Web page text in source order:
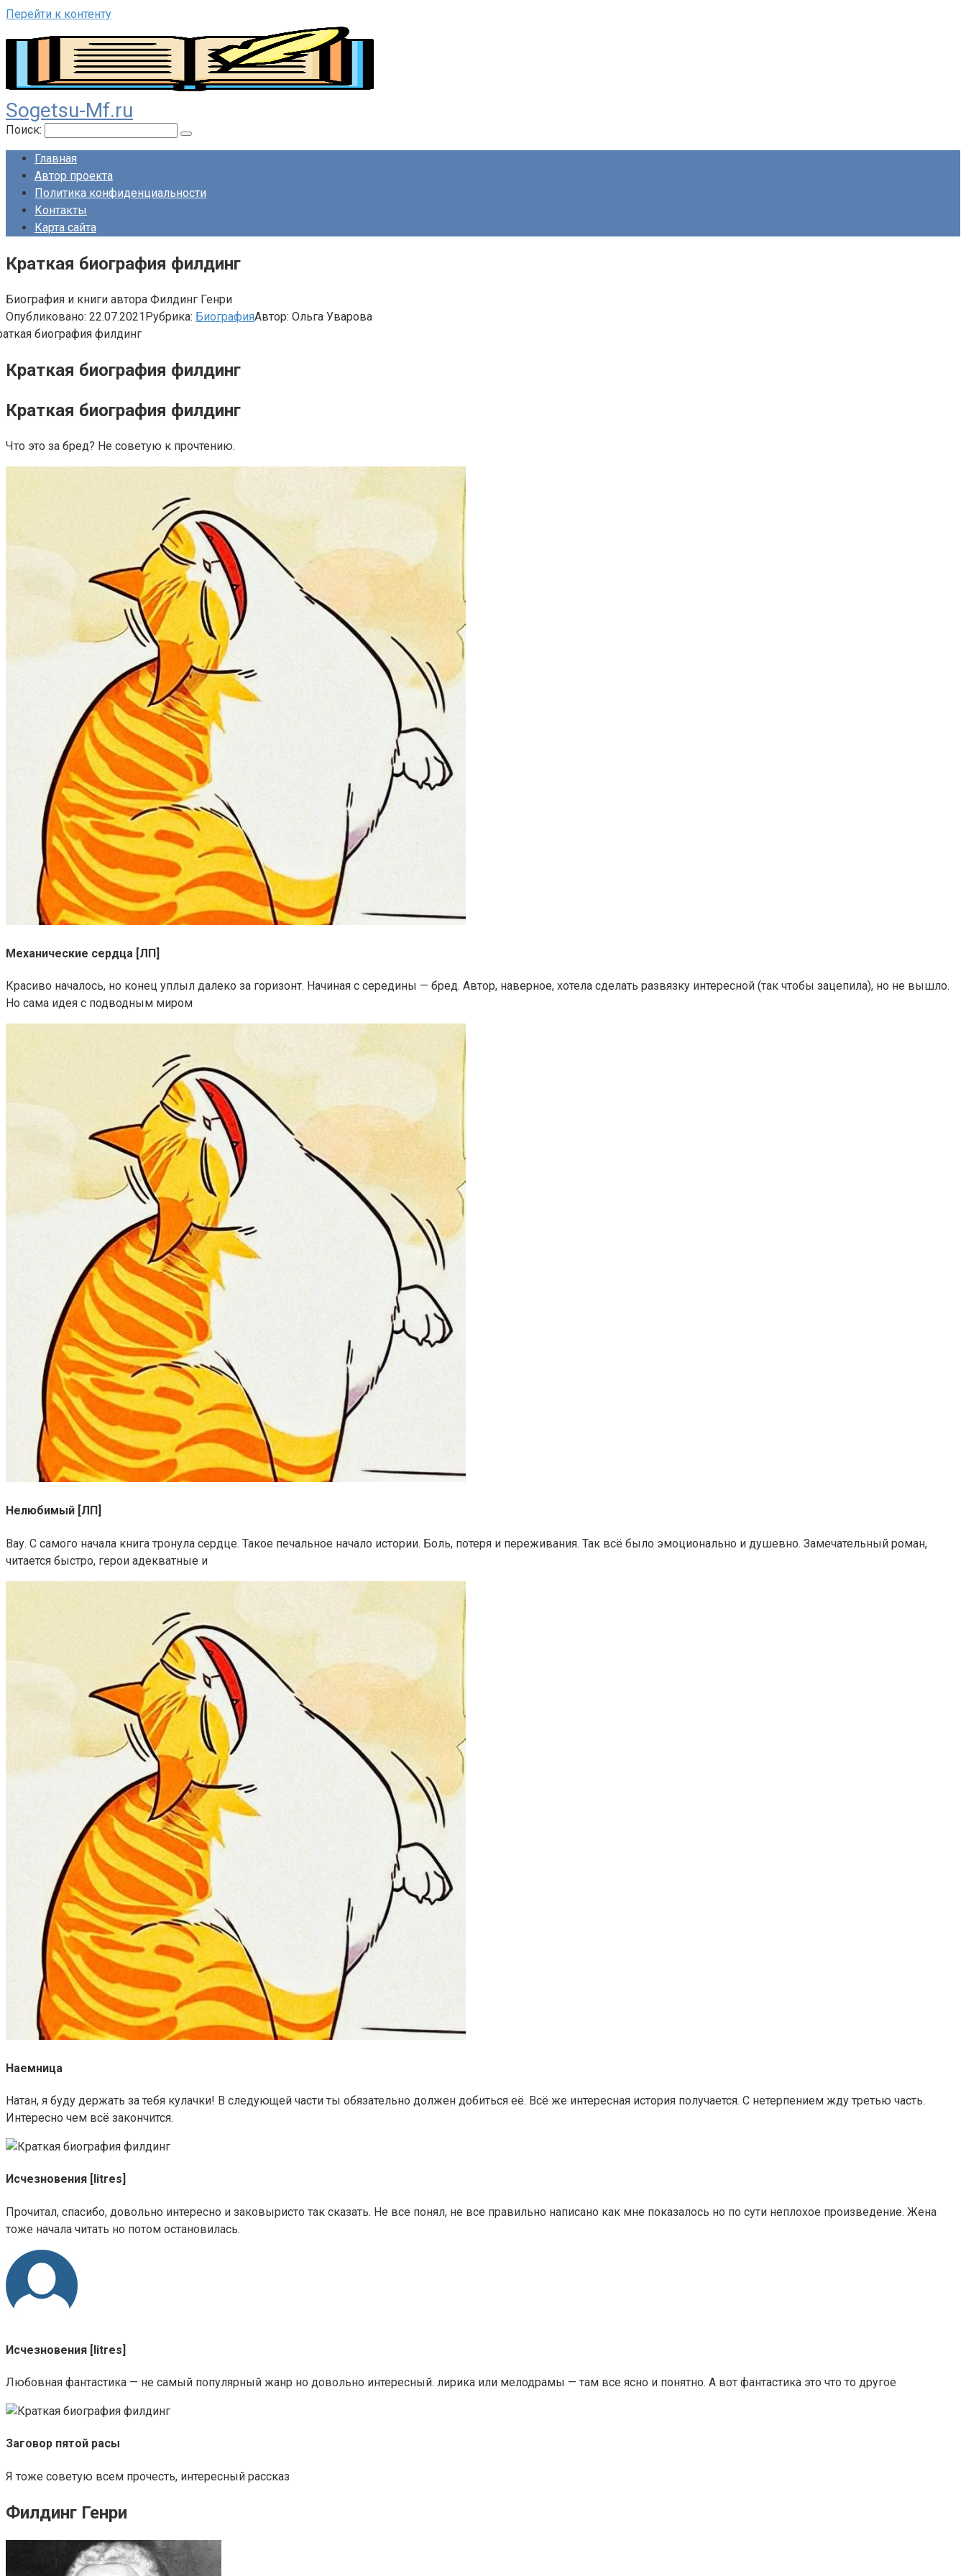
Перейти к контенту
Sogetsu-Mf.ru
Поиск:
Главная
Автор проекта
Политика конфиденциальности
Контакты
Карта сайта
Краткая биография филдинг
Биография и книги автора Филдинг Генри
Опубликовано: 22.07.2021Рубрика: БиографияАвтор: Ольга Уварова
Краткая биография филдинг
Краткая биография филдинг
Что это за бред? Не советую к прочтению.
Механические сердца [ЛП]
Красиво началось, но конец уплыл далеко за горизонт. Начиная с середины — бред. Автор, наверное, хотела сделать развязку интересной (так чтобы зацепила), но не вышло.
Но сама идея с подводным миром
Нелюбимый [ЛП]
Вау. С самого начала книга тронула сердце. Такое печальное начало истории. Боль, потеря и переживания. Так всё было эмоционально и душевно. Замечательный роман,
читается быстро, герои адекватные и
Наемница
Натан, я буду держать за тебя кулачки! В следующей части ты обязательно должен добиться её. Всё же интересная история получается. С нетерпением жду третью часть.
Интересно чем всё закончится.
Исчезновения [litres]
Прочитал, спасибо, довольно интересно и заковыристо так сказать. Не все понял, не все правильно написано как мне показалось но по сути неплохое произведение. Жена
тоже начала читать но потом остановилась.
Исчезновения [litres]
Любовная фантастика — не самый популярный жанр но довольно интересный. лирика или мелодрамы — там все ясно и понятно. А вот фантастика это что то другое
Заговор пятой расы
Я тоже советую всем прочесть, интересный рассказ
Филдинг Генри